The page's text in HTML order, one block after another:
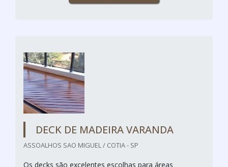
DECK DE MADEIRA VARANDA
ASSOALHOS SAO MIGUEL / COTIA - SP
Os decks são excelentes escolhas para áreas